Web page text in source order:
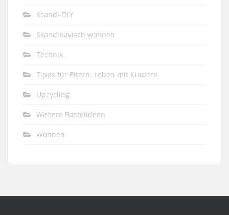
Scandi-DIY
Skandinavisch wohnen
Technik
Tipps für Eltern: Leben mit Kindern
Upcycling
Weitere Bastelideen
Wohnen